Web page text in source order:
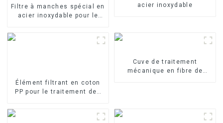
Filtre à manches spécial en
acier inoxydable pour le
acier inoxydable
Élément filtrant en coton
PP pour le traitement des
filtrant en PP fondu-soufflé
Cuve de traitement
mécanique en fibre de